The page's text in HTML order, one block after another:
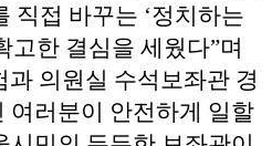
직접 바꾸는 ‘정치하는
고한 결심을 세웠다”며
의원실 수석보좌관 경
여러분이 안전하게 일할